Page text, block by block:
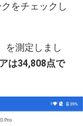
をチェックし
を測定しまし
は34,808点で